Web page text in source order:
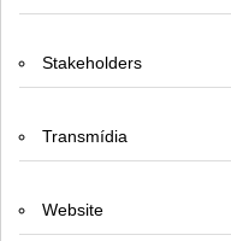
Stakeholders
Transmídia
Website